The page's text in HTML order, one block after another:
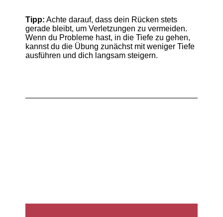
Tipp: Achte darauf, dass dein Rücken stets
gerade bleibt, um Verletzungen zu vermeiden.
Wenn du Probleme hast, in die Tiefe zu gehen,
kannst du die Übung zunächst mit weniger Tiefe
ausführen und dich langsam steigern.